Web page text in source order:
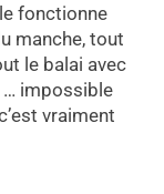
fonctionne
manche, tout
le balai avec
… impossible
vraiment